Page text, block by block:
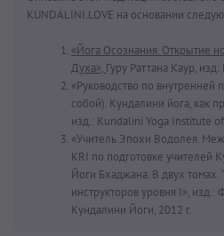
KUNDALINI.LOVE на основании
«Йога Осознания. Открытие
Духа», Гуру Раттана Каур,
«Руководство по внутренней
собой). Кундалини йога, как
изд.: Kundalini Yoga Institute
«Учитель Эпохи Водолея.
KRI по подготовке учителей
Йоги Бхаджана. В двух томах.
инструкторов уровня I»,
Кундалини Йоги, 2012 г.